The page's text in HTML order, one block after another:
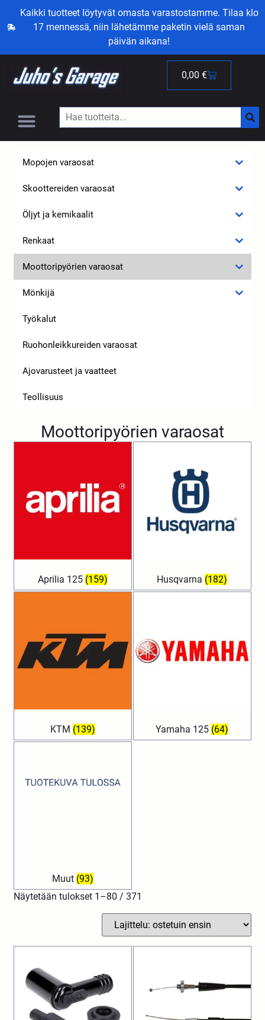
Kaikki tuotteet löytyvät omasta varastostamme. Tilaa klo
17 mennessä, niin lähetämme paketin vielä saman
päivän aikana!
0,00 €
Mopojen varaosat
Skoottereiden varaosat
Öljyt ja kemikaalit
Renkaat
Moottoripyörien varaosat
Mönkijä
Työkalut
Ruohonleikkureiden varaosat
Ajovarusteet ja vaatteet
Teollisuus
Moottoripyörien varaosat
Aprilia 125 (159) Husqvarna (182)
KTM (139) Yamaha 125 (64)
Muut (93)
Näytetään tulokset 1–80 / 371